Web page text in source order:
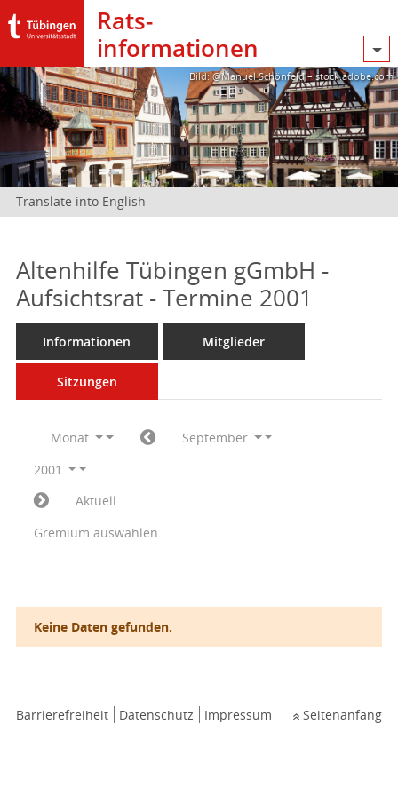
Rats­
informationen
Bild: @Manuel Schönfeld – stock.adobe.com
Translate into English
Altenhilfe Tübingen gGmbH -
Aufsichtsrat - Termine 2001
Informationen Mitglieder
Sitzungen
Monat
September
2001
Aktuell
Gremium auswählen
Keine Daten gefunden.
Barrierefreiheit Datenschutz Impressum Seitenanfang